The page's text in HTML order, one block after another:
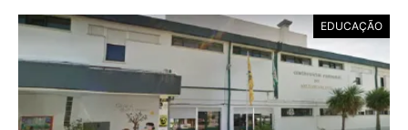
EDUCAÇÃO